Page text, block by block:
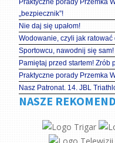
Praktyczne porady Przemka
„bezpiecznik”!
Nie daj się upałom!
Wodowanie, czyli jak
Sportowcu, nawodnij się sam!
Pamiętaj przed startem! Zrób
Praktyczne porady Przemka
Nasz Patronat. 14. JBL
NASZE